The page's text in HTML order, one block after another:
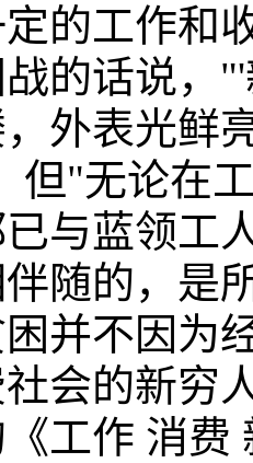
的工作和
的话说，
外表光鲜
但"无论在
已与蓝领工
随的，是
并不因为
会的新穷
工作 消费